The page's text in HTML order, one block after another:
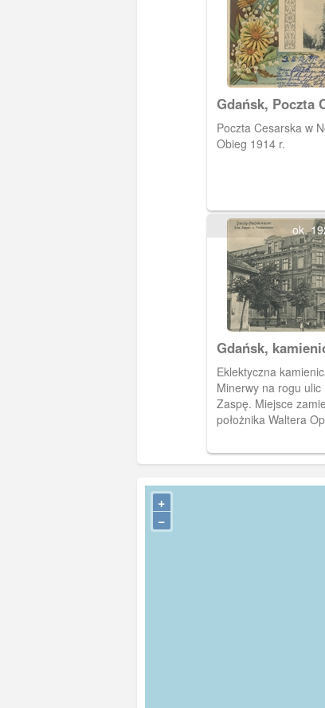
Gdańsk, Poczta
Nowym Porcie
Poczta Cesarska w
Obieg 1914 r.
ok.
Gdańsk,
Rybołowców 9
Eklektyczna kamienica z
Minerwy na rogu ulic
Zaspę. Miejsce
położnika Waltera
szwedzki Dom Marynarza.
r.
+
−